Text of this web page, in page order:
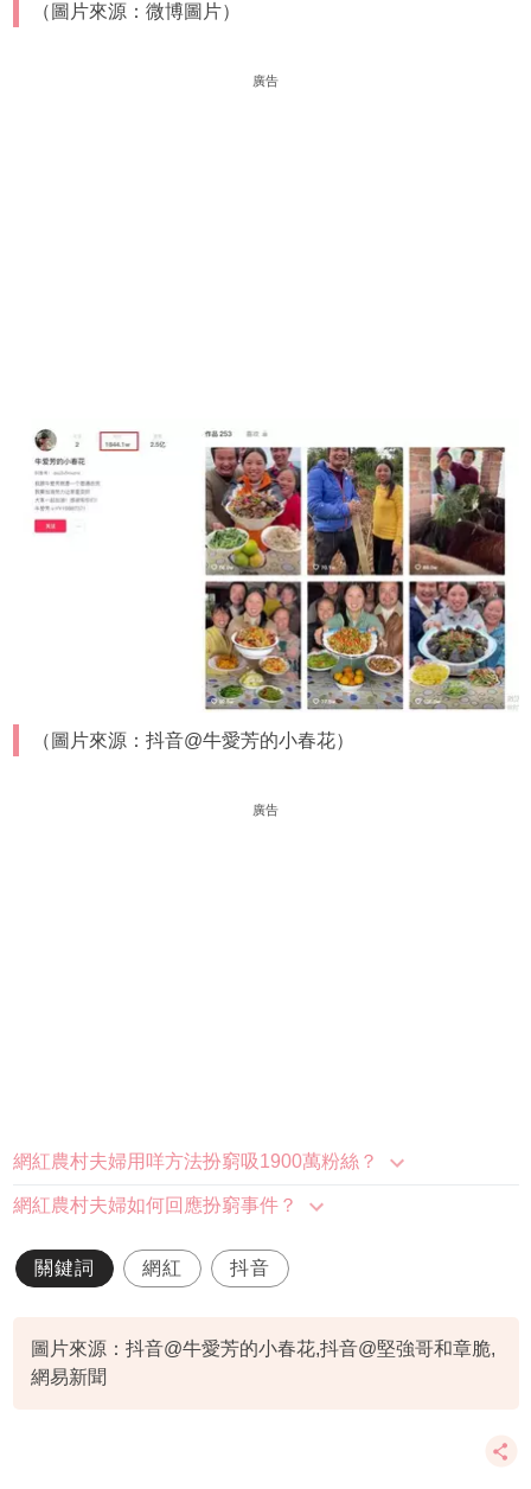
（圖片來源：微博圖片）
廣告
（圖片來源：抖音@牛愛芳的小春花）
廣告
網紅農村夫婦用咩方法扮窮吸1900萬粉絲？
網紅農村夫婦如何回應扮窮事件？
關鍵詞 網紅 抖音
圖片來源：抖音@牛愛芳的小春花,抖音@堅強哥和章脆,
網易新聞